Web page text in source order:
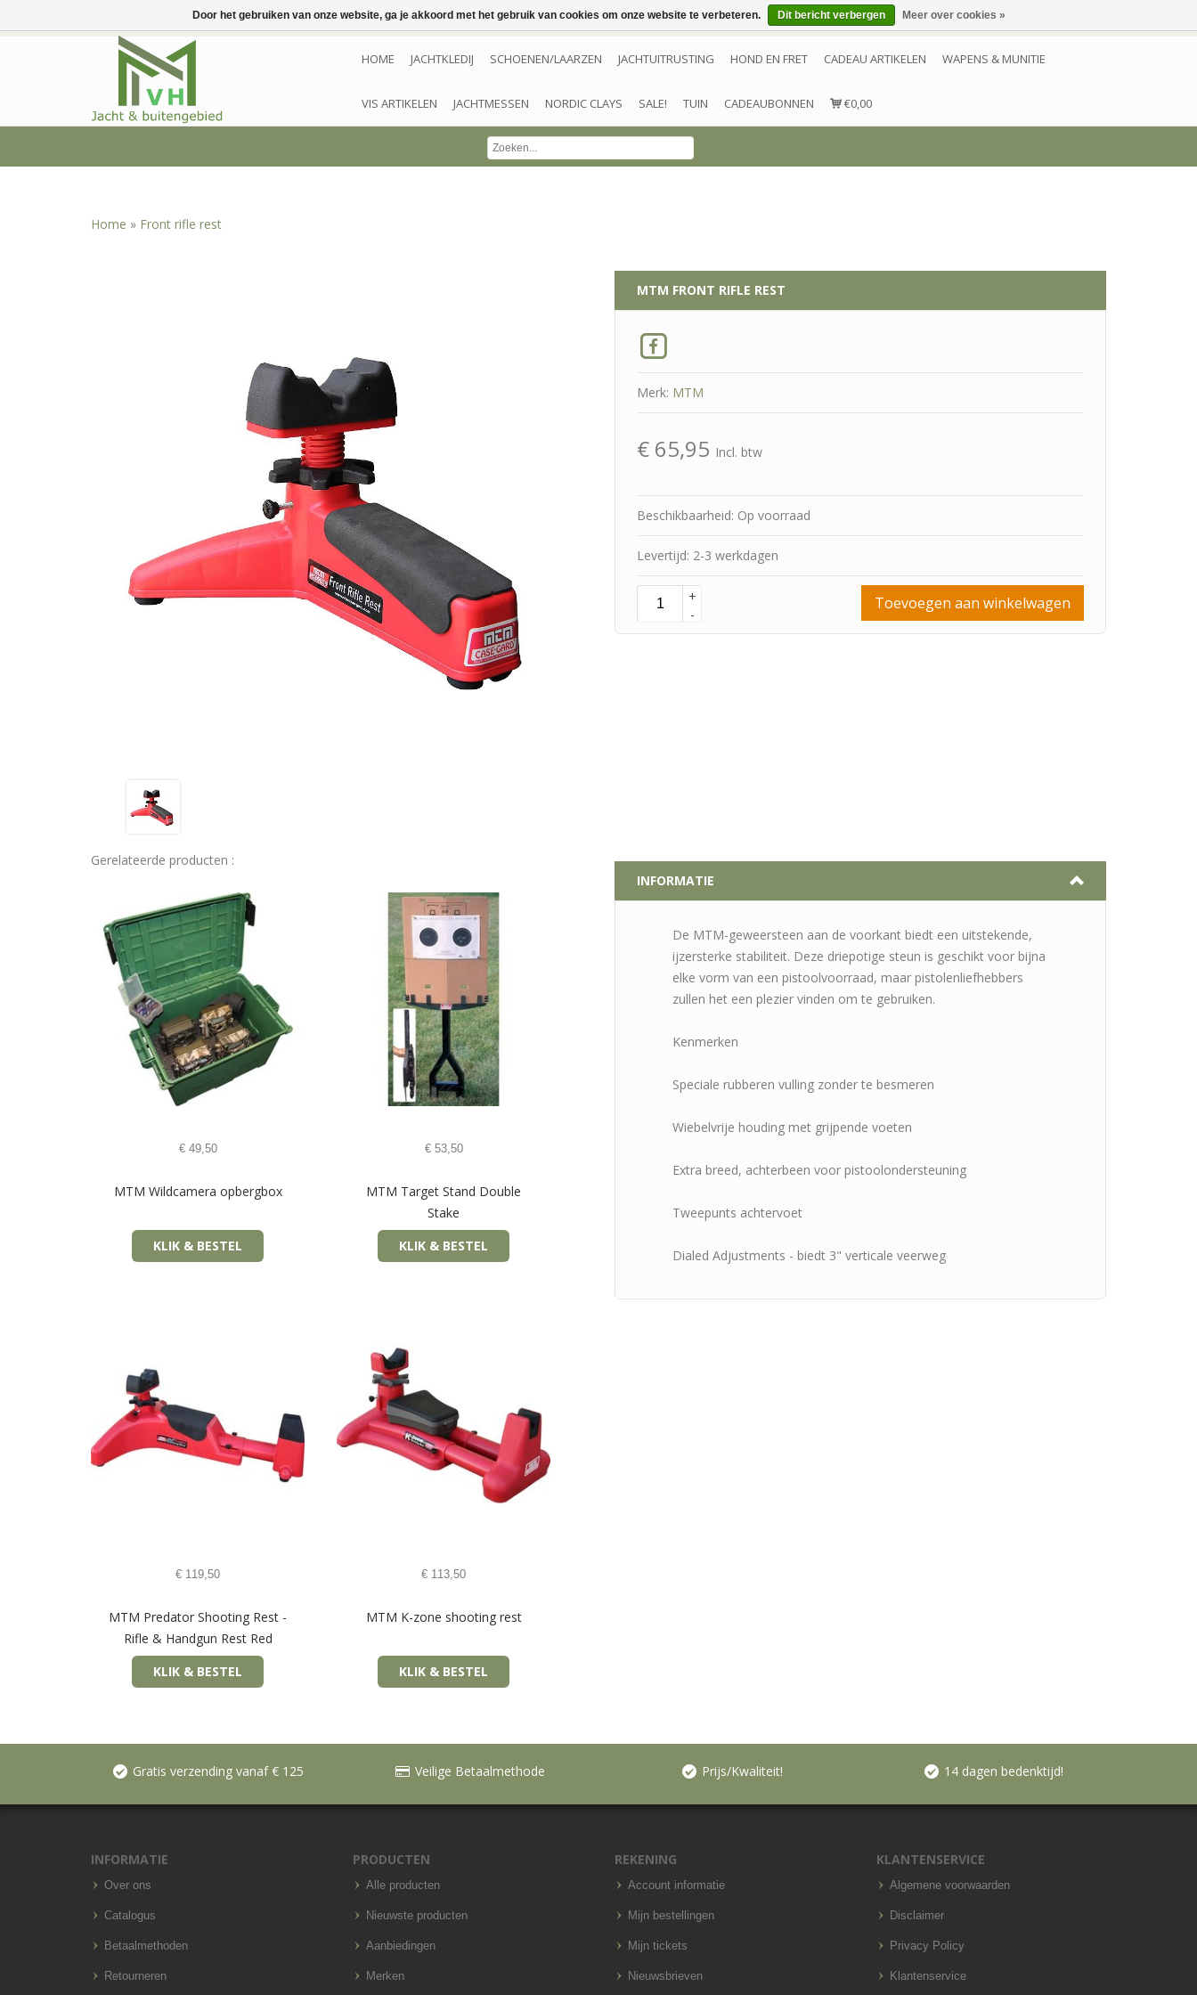
Inloggen Account aanmaken
HOME JACHTKLEDIJ SCHOENEN/LAARZEN JACHTUITRUSTING HOND EN FRET CADEAU ARTIKELEN WAPENS & MUNITIE
VIS ARTIKELEN JACHTMESSEN NORDIC CLAYS SALE! TUIN CADEAUBONNEN €0,00
Home » Front rifle rest
MTM FRONT RIFLE REST
Merk: MTM
€ 65,95 Incl. btw
Beschikbaarheid: Op voorraad
Levertijd: 2-3 werkdagen
+
-
Toevoegen aan winkelwagen
Gerelateerde producten :
€49,50
MTM Wildcamera opbergbox
KLIK & BESTEL
€53,50
MTM Target Stand Double
Stake
KLIK & BESTEL
€ 119,50
MTM Predator Shooting Rest -
Rifle & Handgun Rest Red
KLIK & BESTEL
€ 113,50
MTM K-zone shooting rest
KLIK & BESTEL
INFORMATIE
De MTM-geweersteen aan de voorkant biedt een uitstekende,
ijzersterke stabiliteit. Deze driepotige steun is geschikt voor bijna
elke vorm van een pistoolvoorraad, maar pistolenliefhebbers
zullen het een plezier vinden om te gebruiken.
Kenmerken
Speciale rubberen vulling zonder te besmeren
Wiebelvrije houding met grijpende voeten
Extra breed, achterbeen voor pistoolondersteuning
Tweepunts achtervoet
Dialed Adjustments - biedt 3" verticale veerweg
Gratis verzending vanaf € 125 Veilige Betaalmethode Prijs/Kwaliteit! 14 dagen bedenktijd!
INFORMATIE
Over ons
Catalogus
Betaalmethoden
Retourneren
PRODUCTEN
Alle producten
Nieuwste producten
Aanbiedingen
Merken
REKENING
Account informatie
Mijn bestellingen
Mijn tickets
Nieuwsbrieven
KLANTENSERVICE
Algemene voorwaarden
Disclaimer
Privacy Policy
Klantenservice
Door het gebruiken van onze website, ga je akkoord met het gebruik van cookies om onze website te verbeteren. Dit bericht verbergen Meer over cookies »